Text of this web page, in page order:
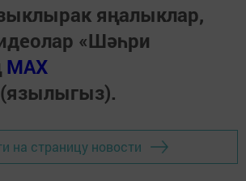
яңалыклар,
«Шәһри
MAX
(язылыгыз).
на страницу новости